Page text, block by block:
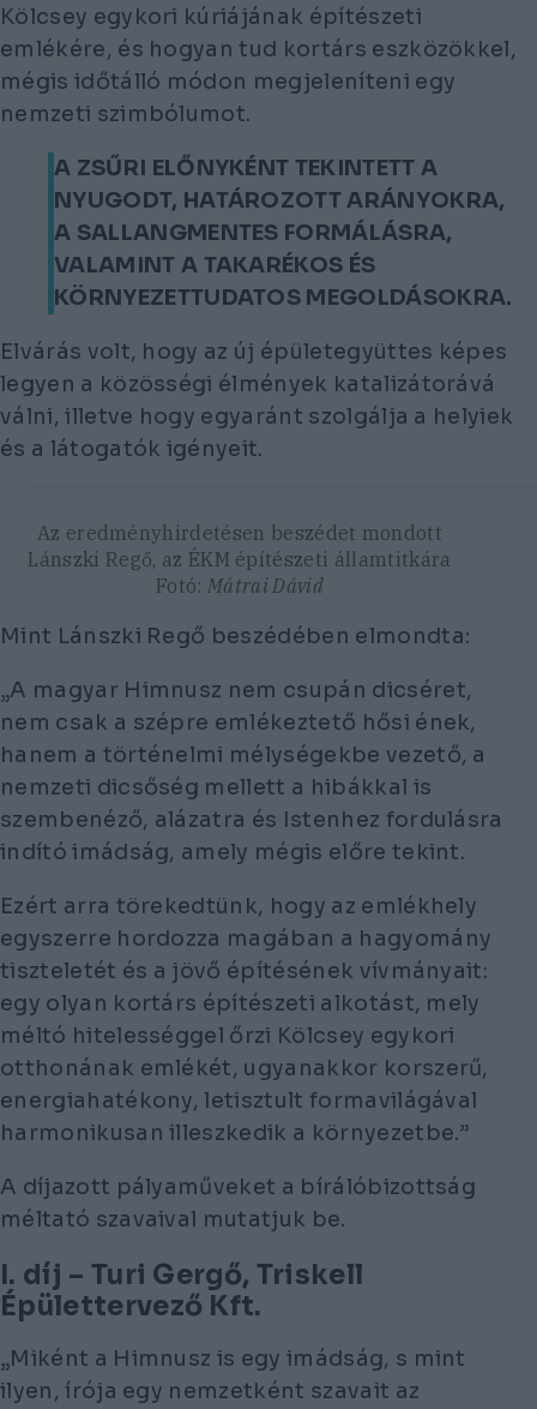
Kölcsey egykori kúriájának építészeti
emlékére, és hogyan tud kortárs eszközökkel,
mégis időtálló módon megjeleníteni egy
nemzeti szimbólumot.
A ZSŰRI ELŐNYKÉNT TEKINTETT A
NYUGODT, HATÁROZOTT ARÁNYOKRA,
A SALLANGMENTES FORMÁLÁSRA,
VALAMINT A TAKARÉKOS ÉS
KÖRNYEZETTUDATOS MEGOLDÁSOKRA.
Elvárás volt, hogy az új épületegyüttes képes
legyen a közösségi élmények katalizátorává
válni, illetve hogy egyaránt szolgálja a helyiek
és a látogatók igényeit.
Az eredményhirdetésen beszédet mondott
Lánszki Regő, az ÉKM építészeti államtitkára
Fotó:Mátrai Dávid
Mint Lánszki Regő beszédében elmondta:
„A magyar Himnusz nem csupán dicséret,
nem csak a szépre emlékeztető hősi ének,
hanem a történelmi mélységekbe vezető, a
nemzeti dicsőség mellett a hibákkal is
szembenéző, alázatra és Istenhez fordulásra
indító imádság, amely mégis előre tekint.
Ezért arra törekedtünk, hogy az emlékhely
egyszerre hordozza magában a hagyomány
tiszteletét és a jövő építésének vívmányait:
egy olyan kortárs építészeti alkotást, mely
méltó hitelességgel őrzi Kölcsey egykori
otthonának emlékét, ugyanakkor korszerű,
energiahatékony, letisztult formavilágával
harmonikusan illeszkedik a környezetbe.”
A díjazott pályaműveket a bírálóbizottság
méltató szavaival mutatjuk be.
I. díj – Turi Gergő, Triskell
Épülettervező Kft.
„Miként a Himnusz is egy imádság, s mint
ilyen, írója egy nemzetként szavait az